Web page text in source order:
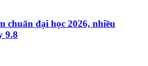
chuẩn đại học 2026, nhiều
9.8